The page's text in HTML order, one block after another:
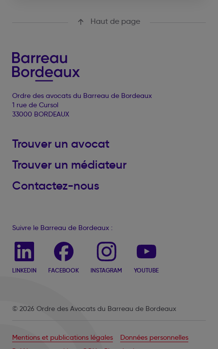
Haut de page
Ordre des avocats du Barreau de Bordeaux
1 rue de Cursol
33000 BORDEAUX
Trouver un avocat
Trouver un médiateur
Contactez-nous
Suivre le Barreau de Bordeaux :
LINKEDIN FACEBOOK INSTAGRAM YOUTUBE
© 2026 Ordre des Avocats du Barreau de Bordeaux
Mentions et publications légales
Données personnelles